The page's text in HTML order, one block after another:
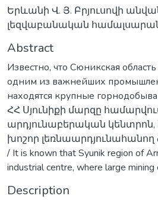
Երևանի Վ. Յ. Բրյուսովի
լեզվաբանական
Abstract
Известно, что Сюникская
одним из важнейших
находятся крупные
ՀՀ Սյունիքի մարզը
արդյունաբերական կենտրոն,
խոշոր լեռնաարդյունահանող
/ It is known that Syunik region of
industrial centre, where large
Description